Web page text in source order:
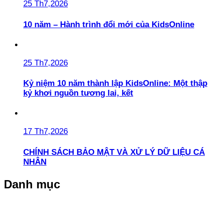
25 Th7,2026
10 năm – Hành trình đổi mới của KidsOnline
25 Th7,2026
Kỷ niệm 10 năm thành lập KidsOnline: Một thập
kỷ khơi nguồn tương lai, kết
17 Th7,2026
CHÍNH SÁCH BẢO MẬT VÀ XỬ LÝ DỮ LIỆU CÁ
NHÂN
Danh mục